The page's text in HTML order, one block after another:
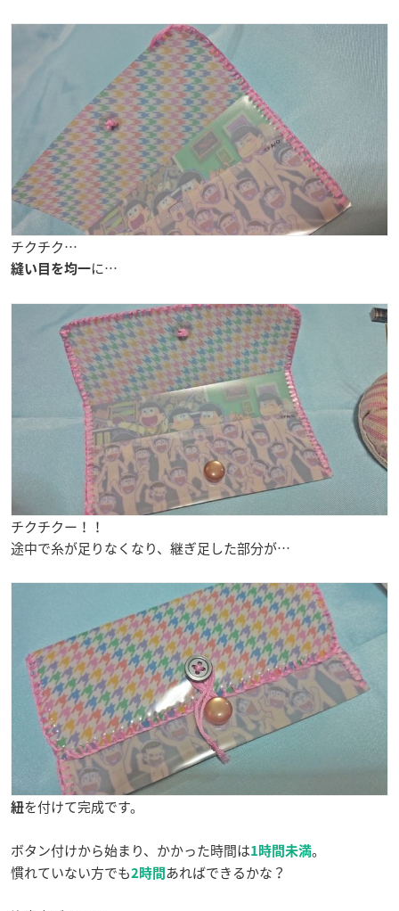
チクチク…
縫い目を均一に…
チクチクー！！
途中で糸が足りなくなり、継ぎ足した部分が…
紐を付けて完成です。
ボタン付けから始まり、かかった時間は1時間未満。
慣れていない方でも2時間 あればできるかな？